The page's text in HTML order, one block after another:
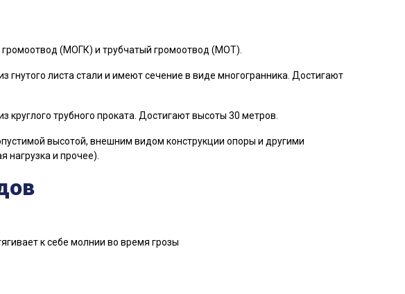
(МОГК) и трубчатый громоотвод (МОТ).
гнутого листа стали и имеют сечение в виде многогранника. Достигают
круглого трубного проката. Достигают высоты 30 метров.
высотой, внешним видом конструкции опоры и другими
нагрузка и прочее).
к себе молнии во время грозы